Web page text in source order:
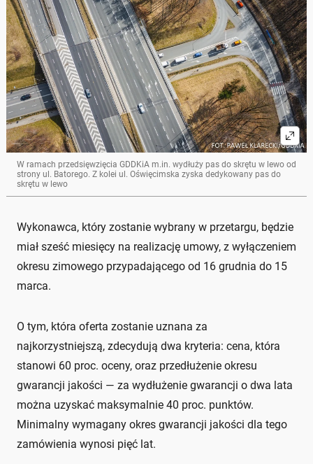
W ramach przedsięwzięcia GDDKiA m.in. wydłuży pas do skrętu w lewo od
strony ul. Batorego. Z kolei ul. Oświęcimska zyska dedykowany pas do
skrętu w lewo
Wykonawca, który zostanie wybrany w przetargu, będzie
miał sześć miesięcy na realizację umowy, z wyłączeniem
okresu zimowego przypadającego od 16 grudnia do 15
marca.
O tym, która oferta zostanie uznana za
najkorzystniejszą, zdecydują dwa kryteria: cena, która
stanowi 60 proc. oceny, oraz przedłużenie okresu
gwarancji jakości — za wydłużenie gwarancji o dwa lata
można uzyskać maksymalnie 40 proc. punktów.
Minimalny wymagany okres gwarancji jakości dla tego
zamówienia wynosi pięć lat.